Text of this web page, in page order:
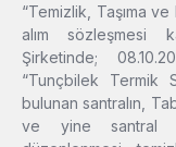
“Temizlik, Taşıma
alım sözleşmesi
Şirketinde;
“Tunçbilek Termik
bulunan santralın,
ve yine santral